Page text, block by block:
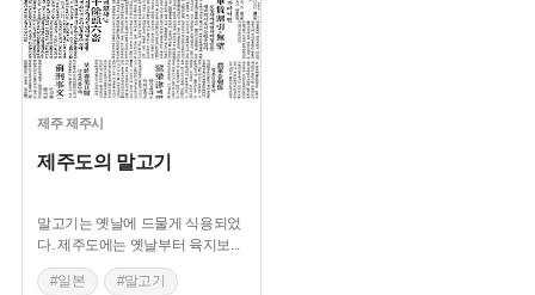
제주제주시
제주도의 말고기
말고기는 옛날에 드물게 식용되었
다. 제주도에는 옛날부터 육지보
#일본 #말고기